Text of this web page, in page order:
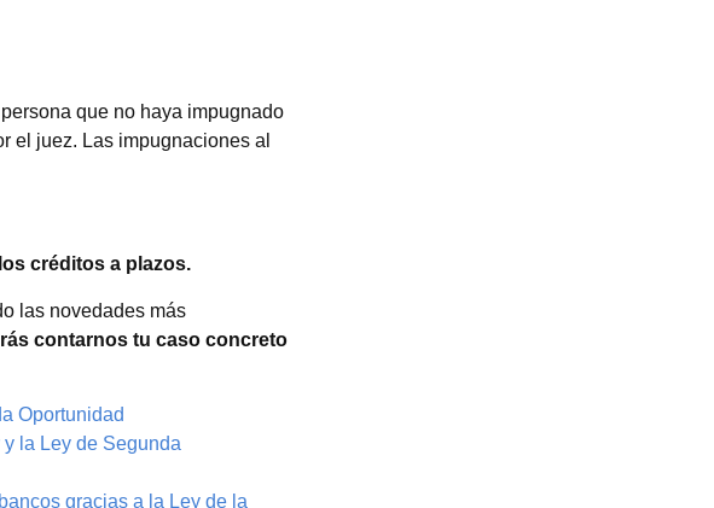
que no haya impugnado
el juez. Las impugnaciones al
créditos a plazos.
las novedades más
contarnos tu caso concreto
Oportunidad
la Ley de Segunda
gracias a la Ley de la